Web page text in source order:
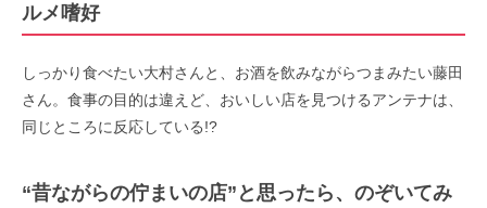
ルメ嗜好
しっかり食べたい大村さんと、お酒を飲みながらつまみたい藤田
さん。食事の目的は違えど、おいしい店を見つけるアンテナは、
同じところに反応している!?
“昔ながらの佇まいの店”と思ったら、のぞいてみ